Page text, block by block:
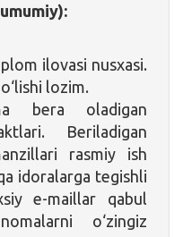
:
ilovasi nusxasi.
lozim.
bera oladigan
Beriladigan
rasmiy ish
idoralarga tegishli
e-maillar qabul
o‘zingiz